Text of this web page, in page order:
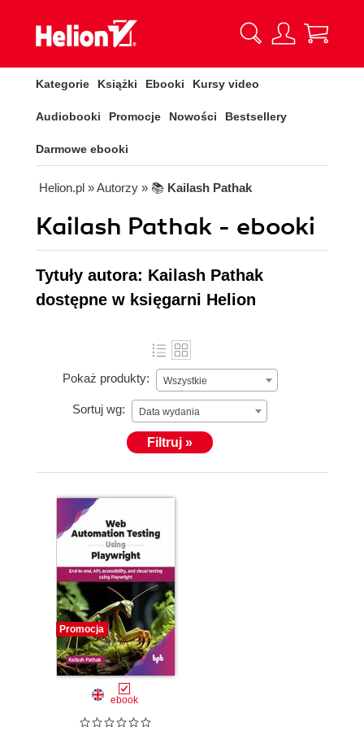
Kategorie Książki Ebooki Kursy video
Audiobooki Promocje Nowości Bestsellery
Darmowe ebooki
Helion.pl » Autorzy » 📚 Kailash Pathak
Kailash Pathak - ebooki
Tytuły autora: Kailash Pathak
dostępne w księgarni Helion
Pokaż produkty: Wszystkie
Sortuj wg: Data wydania
Filtruj »
Promocja
ebook